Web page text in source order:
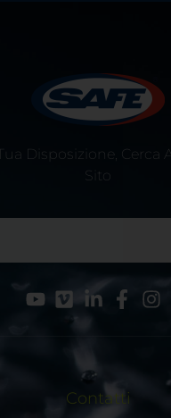
Disposizione, Cerca
Sito
Contatti